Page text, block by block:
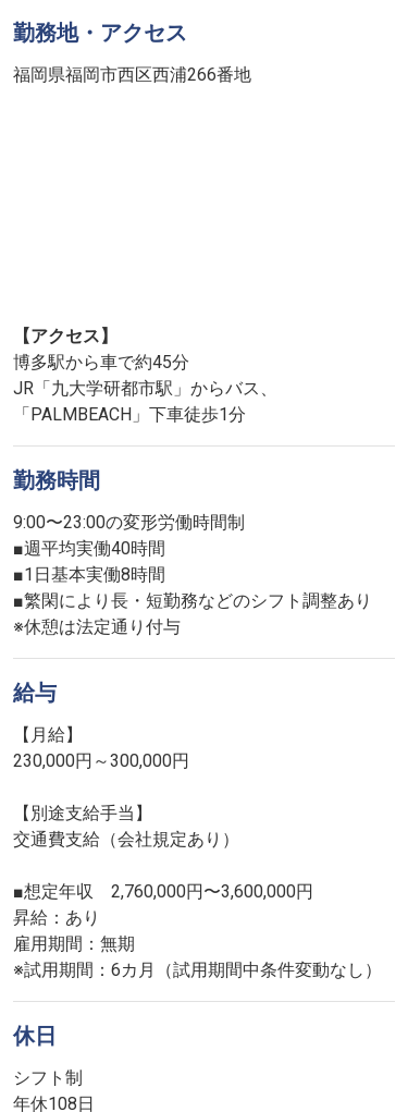
勤務地・アクセス
福岡県福岡市西区西浦266番地
【アクセス】
博多駅から車で約45分
JR「九大学研都市駅」からバス、
「PALMBEACH」下車徒歩1分
勤務時間
9:00〜23:00の変形労働時間制
■週平均実働40時間
■1日基本実働8時間
■繁閑により長・短勤務などのシフト調整あり
※休憩は法定通り付与
給与
【月給】
230,000円～300,000円
【別途支給手当】
交通費支給（会社規定あり）
■想定年収 2,760,000円〜3,600,000円
昇給：あり
雇用期間：無期
※試用期間：6カ月（試用期間中条件変動なし）
休日
シフト制
年休108日